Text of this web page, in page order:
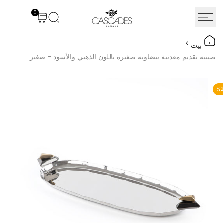
0
بيت
صينية تقديم معدنية بيضاوية صغيرة باللون الذهبي والأسود - صغير
%